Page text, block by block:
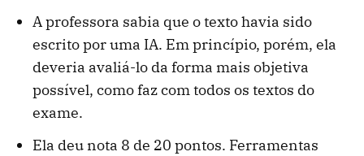
A professora sabia que o texto havia sido
escrito por uma IA. Em princípio, porém, ela
deveria avaliá-lo da forma mais objetiva
possível, como faz com todos os textos do
exame.
Ela deu nota 8 de 20 pontos. Ferramentas